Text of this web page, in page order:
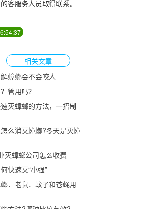
客服务人员取得联系。
相关文章
蟑螂会不会咬人
管用吗？
灭蟑螂的方法，一招制
么消灭蟑螂?冬天是灭蟑
灭蟑螂公司怎么收费
快速灭“小强”
、老鼠、蚊子和苍蝇用